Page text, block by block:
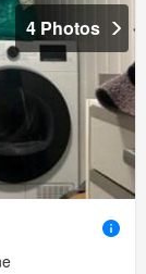
4 Photos